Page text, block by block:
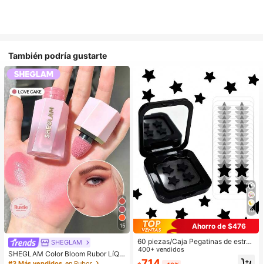
También podría gustarte
15
SHEGLAM
SHEGLAM Color Bloom Rubor LíQui
do Acabado Mate-Love Cake Color
10
Ahorro de $476
60 piezas/Caja Pegatinas de estrell
a lindas - Pegatinas faciales, sin al
cohol, sin fragancia, suaves en la pi
400+ vendidos